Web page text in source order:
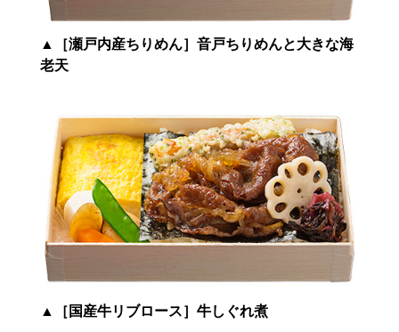
▲
［瀬戸内産ちりめん］音戸ちりめんと大きな海
老天
▲ ［国産牛リブロース］牛しぐれ煮